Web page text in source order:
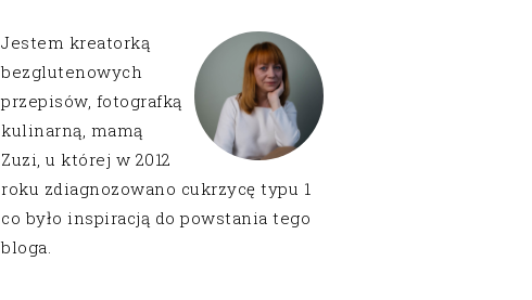
Jestem kreatorką
bezglutenowych
przepisów, fotografką
kulinarną, mamą
Zuzi, u której w 2012
roku zdiagnozowano cukrzycę typu 1
co było inspiracją do powstania tego
bloga.